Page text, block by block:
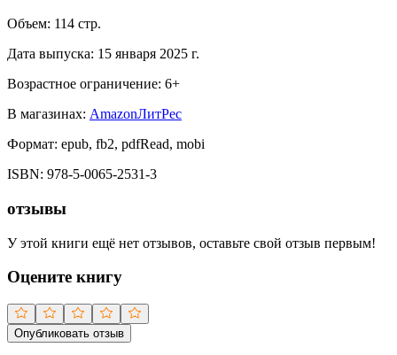
Объем: 114 стр.
Дата выпуска: 15 января 2025 г.
Возрастное ограничение: 6+
В магазинах: AmazonЛитРес
Формат: epub, fb2, pdfRead, mobi
ISBN: 978-5-0065-2531-3
отзывы
У этой книги ещё нет отзывов, оставьте свой отзыв первым!
Оцените книгу
Опубликовать отзыв